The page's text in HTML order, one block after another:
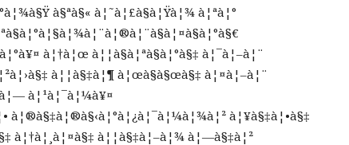
à§ªà§« à¦˜à¦£à§à¦Ÿà¦¾ à¦ªà¦°
à¦†à¦œ à¦¦à§à¦ªà§à¦°à§‡ à¦¯à¦–à¦¨
à¦¦à§‡à¦¶ à¦œà§à§œà§‡ à¦¤à¦–à¦¨
à¦¹à¦¯à¦¼à¥¤
à¦®à§‡à¦®à§‹à¦°à¦¿à¦¯à¦¼à¦¾à¦² à¦¥à§‡à¦•à§‡
à¦†à¦¸à¦¤à§‡ à¦¦à§‡à¦–à¦¾ à¦—à§‡à¦²